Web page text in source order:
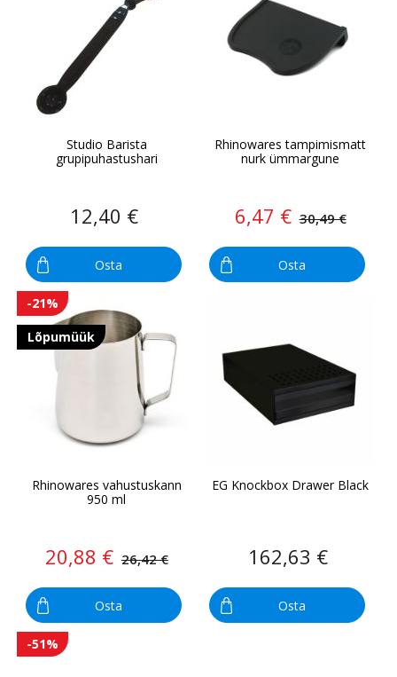
Studio Barista
grupipuhastushari
12,40 €
Osta
Rhinowares tampimismatt
nurk ümmargune
6,47 € 30,49 €
Osta
Lõpumüük
-21%
Rhinowares vahustuskann
950 ml
20,88 € 26,42 €
Osta
EG Knockbox Drawer Black
162,63 €
Osta
-51%